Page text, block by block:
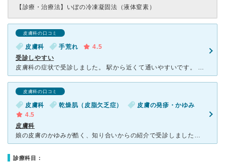
【診療・治療法】 いぼの冷凍凝固法（液体窒素）
皮膚科の口コミ
皮膚科 手荒れ
4.5
受診しやすい
皮膚科の症状で受診しました。 駅から近くて通いやすいです。 曜日や時間によって混んでいますが、割と診察がスムーズなので1時間以上待つことはありませんでした。 お医者さんも話しやすいです。受付の方
皮膚科の口コミ
皮膚科 乾燥肌（皮脂欠乏症）
皮膚の発疹・かゆみ
4.5
皮膚科
娘の皮膚のかゆみが酷く、知り合いからの紹介で受診しました。いつも混んでいて、階段の方まで患者さんが並んでいます。初めて受診したときはビックリしました。毎回1時間以上待ちますが、診察がとても丁寧で詳しく
診療科目：